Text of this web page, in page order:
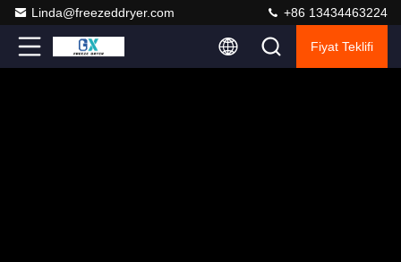
Linda@freezeddryer.com +86 13434463224
Fiyat Teklifi